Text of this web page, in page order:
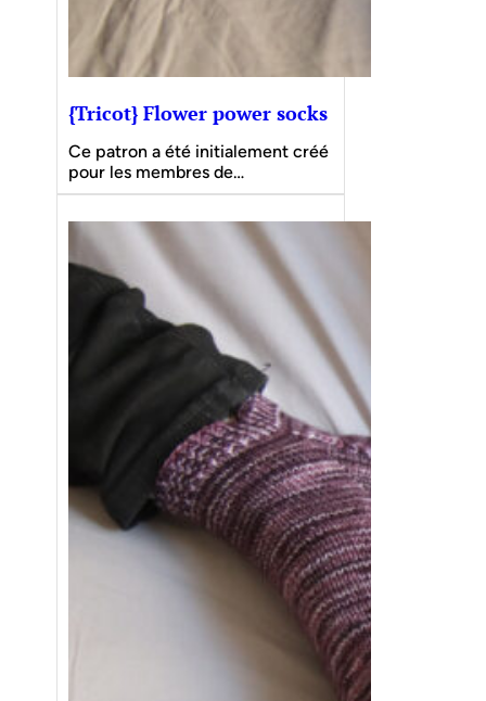
{Tricot} Flower power socks
Ce patron a été initialement créé
pour les membres de…